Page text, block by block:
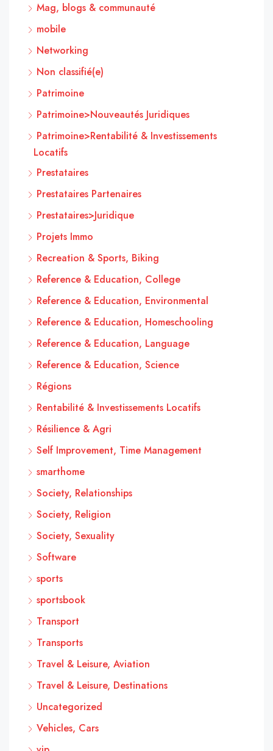
Mag, blogs & communauté
mobile
Networking
Non classifié(e)
Patrimoine
Patrimoine>Nouveautés Juridiques
Patrimoine>Rentabilité & Investissements
Locatifs
Prestataires
Prestataires Partenaires
Prestataires>Juridique
Projets Immo
Recreation & Sports, Biking
Reference & Education, College
Reference & Education, Environmental
Reference & Education, Homeschooling
Reference & Education, Language
Reference & Education, Science
Régions
Rentabilité & Investissements Locatifs
Résilience & Agri
Self Improvement, Time Management
smarthome
Society, Relationships
Society, Religion
Society, Sexuality
Software
sports
sportsbook
Transport
Transports
Travel & Leisure, Aviation
Travel & Leisure, Destinations
Uncategorized
Vehicles, Cars